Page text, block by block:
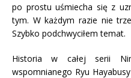
po prostu uśmiecha się z
tym. W każdym razie nie
Szybko podchwyciłem temat.
Historia w całej serii
wspomnianego Ryu